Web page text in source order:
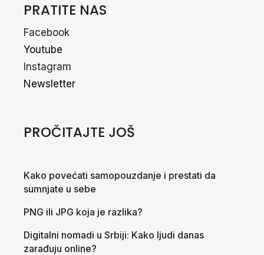
PRATITE NAS
Facebook
Youtube
Instagram
Newsletter
PROČITAJTE JOŠ
Kako povećati samopouzdanje i prestati da
sumnjate u sebe
PNG ili JPG koja je razlika?
Digitalni nomadi u Srbiji: Kako ljudi danas
zarađuju online?